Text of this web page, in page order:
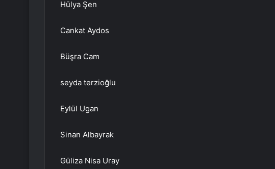
Hülya Şen
Cankat Aydos
Büşra Cam
seyda terzioğlu
Eylül Ugan
Sinan Albayrak
Güliza Nisa Uray